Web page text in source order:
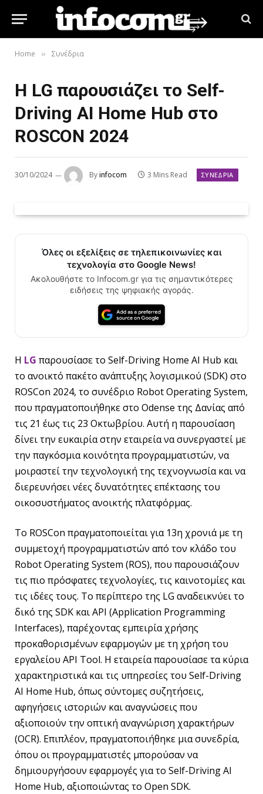
Home » Συνέδρια
Η LG παρουσιάζει το Self-
Driving AI Home Hub στο
ROSCON 2024
30/10/2024 Byinfocom 3 Mins Read ΣΥΝΈΔΡΙΑ
Όλες οι εξελίξεις σε τηλεπικοινωνίες και
τεχνολογία στο Google News!
Ακολουθήστε το Infocom.gr για τις σημαντικότερες
ειδήσεις της ψηφιακής αγοράς.
Η LG παρουσίασε το Self-Driving Home AI Hub και
το ανοικτό πακέτο ανάπτυξης λογισμικού (SDK) στο
ROSCon 2024, το συνέδριο Robot Operating System,
που πραγματοποιήθηκε στο Odense της Δανίας από
τις 21 έως τις 23 Οκτωβρίου. Αυτή η παρουσίαση
δίνει την ευκαιρία στην εταιρεία να συνεργαστεί με
την παγκόσμια κοινότητα προγραμματιστών, να
μοιραστεί την τεχνολογική της τεχνογνωσία και να
διερευνήσει νέες δυνατότητες επέκτασης του
οικοσυστήματος ανοικτής πλατφόρμας.
Το ROSCon πραγματοποιείται για 13η χρονιά με τη
συμμετοχή προγραμματιστών από τον κλάδο του
Robot Operating System (ROS), που παρουσιάζουν
τις πιο πρόσφατες τεχνολογίες, τις καινοτομίες και
τις ιδέες τους. Το περίπτερο της LG αναδεικνύει το
δικό της SDK και API (Application Programming
Interfaces), παρέχοντας εμπειρία χρήσης
προκαθορισμένων εφαρμογών με τη χρήση του
εργαλείου API Tool. Η εταιρεία παρουσίασε τα κύρια
χαρακτηριστικά και τις υπηρεσίες του Self-Driving
AI Home Hub, όπως σύντομες συζητήσεις,
αφηγήσεις ιστοριών και αναγνώσεις που
αξιοποιούν την οπτική αναγνώριση χαρακτήρων
(OCR). Επιπλέον, πραγματοποιήθηκε μια συνεδρία,
όπου οι προγραμματιστές μπορούσαν να
δημιουργήσουν εφαρμογές για το Self-Driving AI
Home Hub, αξιοποιώντας το Open SDK.